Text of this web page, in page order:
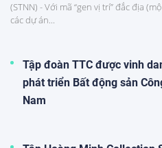
(STNN) - Với mã “gen vị trí” đắc địa
các dự án...
Tập đoàn TTC được vinh
phát triển Bất động sản
Nam